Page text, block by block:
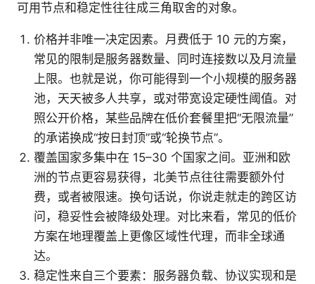
可用节点和稳定性往往成三角取舍的对象。
价格并非唯一决定因素。月费低于 10 元的方案，
常见的限制是服务器数量、同时连接数以及月流量
上限。也就是说，你可能得到一个小规模的服务器
池，天天被多人共享，或对带宽设定硬性阈值。对
照公开价格，某些品牌在低价套餐里把“无限流量”
的承诺换成“按日封顶”或“轮换节点”。
覆盖国家多集中在 15–30 个国家之间。亚洲和欧
洲的节点更容易获得，北美节点往往需要额外付
费，或者被限速。换句话说，你说走就走的跨区访
问，稳妥性会被降级处理。对比来看，常见的低价
方案在地理覆盖上更像区域性代理，而非全球通
达。
稳定性来自三个要素：服务器负载、协议实现和是